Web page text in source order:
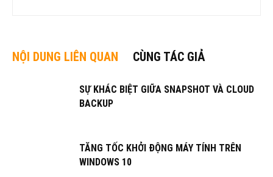
NỘI DUNG LIÊN QUAN CÙNG TÁC GIẢ
SỰ KHÁC BIỆT GIỮA SNAPSHOT VÀ CLOUD
BACKUP
TĂNG TỐC KHỞI ĐỘNG MÁY TÍNH TRÊN
WINDOWS 10